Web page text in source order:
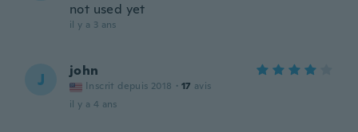
not used yet
il y a 3 ans
J john
Inscrit depuis 2018 · 17 avis
il y a 4 ans